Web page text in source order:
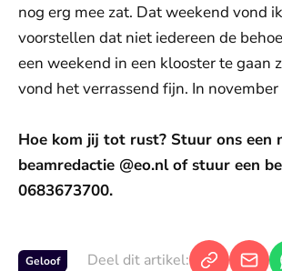
nog erg mee zat. Dat weekend vond
voorstellen dat niet iedereen de
een weekend in een klooster te gaan
vond het verrassend fijn. In november
Hoe kom jij tot rust? Stuur ons een
beamredactie @eo.nl of stuur een
0683673700.
Geloof Deel dit artikel: